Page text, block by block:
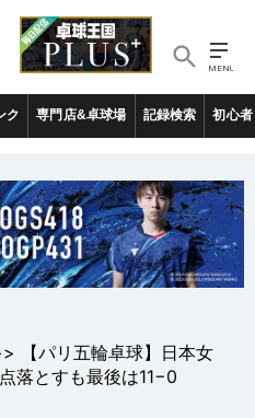
ク 専門店&卓球場 記録検索 初心者
【パリ五輪卓球】日本女
落とすも最後は11−0